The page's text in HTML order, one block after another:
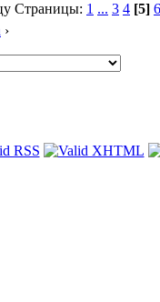
Страницы: 1 ... 3 4 [5] 6
›